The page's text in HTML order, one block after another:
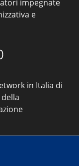
impegnate
e
in Italia di